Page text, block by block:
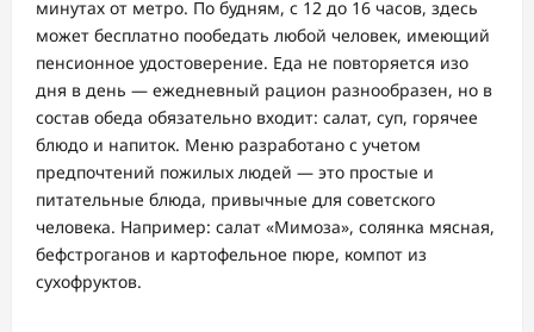
минутах от метро. По будням, с 12 до 16 часов, здесь
может бесплатно пообедать любой человек, имеющий
пенсионное удостоверение. Еда не повторяется изо
дня в день — ежедневный рацион разнообразен, но в
состав обеда обязательно входит: салат, суп, горячее
блюдо и напиток. Меню разработано с учетом
предпочтений пожилых людей — это простые и
питательные блюда, привычные для советского
человека. Например: салат «Мимоза», солянка мясная,
бефстроганов и картофельное пюре, компот из
сухофруктов.